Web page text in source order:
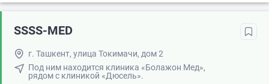
SSSS-MED
г. Ташкент, улица Токимачи, дом 2
Под ним находится клиника «Болажон Мед»,
рядом с клиникой «Дюсель».